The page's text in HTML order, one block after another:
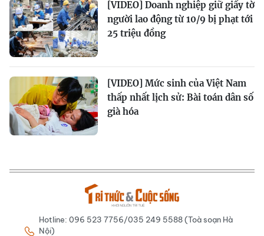
[VIDEO] Doanh nghiệp giữ giấy tờ
người lao động từ 10/9 bị phạt tới
25 triệu đồng
[VIDEO] Mức sinh của Việt Nam
thấp nhất lịch sử: Bài toán dân số
già hóa
Hotline: 096 523 7756/035 249 5588 (Toà soạn Hà
Nội)